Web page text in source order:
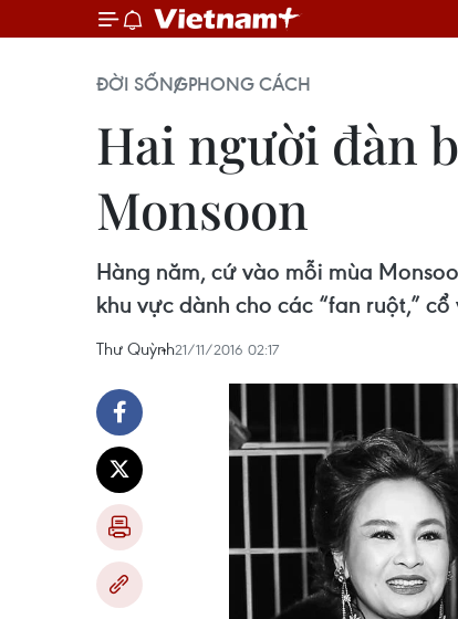
ĐỜI SỐNGPHONG CÁCH
Hai người đàn
Monsoon
Hàng năm, cứ vào mỗi mùa
khu vực dành cho các “fan ruột,”
Thư Quỳnh21/11/2016 02:17